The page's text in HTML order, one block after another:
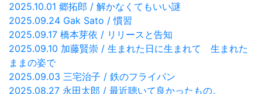
2025.10.01 郷拓郎 / 解かなくてもいい謎
2025.09.24 Gak Sato / 慣習
2025.09.17 橋本芽依 / リリースと告知
2025.09.10 加藤賢崇 / 生まれた日に生まれて 生まれた
ままの姿で
2025.09.03 三宅治子 / 鉄のフライパン
2025.08.27 永田太郎 / 最近聴いて良かったもの。